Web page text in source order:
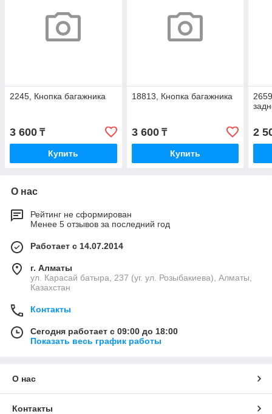
2245, Кнопка багажника
3 600 ₸
Купить
18813, Кнопка багажника
3 600₸
Купить
2
О нас
Рейтинг не сформирован
Менее 5 отзывов за последний год
Работает с 14.07.2014
г. Алматы
ул. Карасай батыра, 237 (уг. ул. Розыбакиева), Алматы,
Казахстан
Контакты
Сегодня работает с 09:00 до 18:00
Показать весь график работы
О нас
Контакты